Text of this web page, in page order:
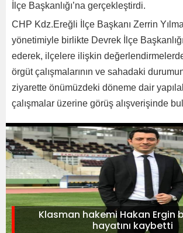
İlçe Başkanlığı’na gerçekleştirdi.
CHP Kdz.Ereğli İlçe Başkanı Zerrin
yönetimiyle birlikte Devrek İlçe
ederek, ilçelere ilişkin
örgüt çalışmalarının ve sahadaki durumun
ziyarette önümüzdeki döneme dair
çalışmalar üzerine görüş alışverişinde
Klasman hakemi Hakan Ergin
hayatını kaybetti